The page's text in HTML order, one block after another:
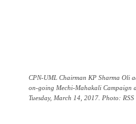
CPN-UML Chairman KP Sharma Oli
on-going Mechi-Mahakali Campaign
Tuesday, March 14, 2017. Photo: RSS